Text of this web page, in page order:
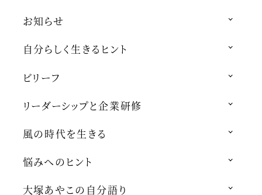
お知らせ
自分らしく生きるヒント
ビリーフ
リーダーシップと企業研修
風の時代を生きる
悩みへのヒント
大塚あやこの自分語り